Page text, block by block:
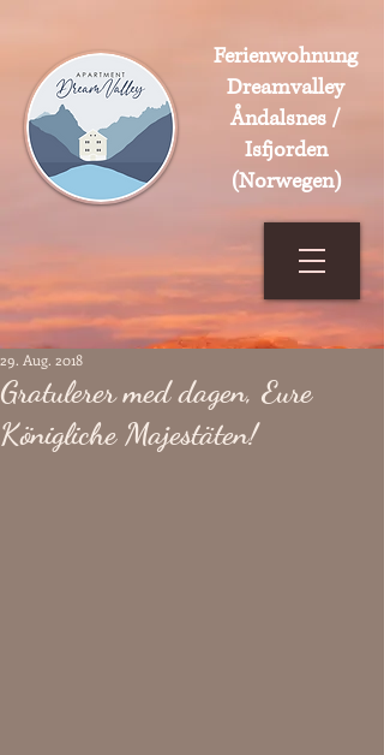
Ferienwohnung
Dreamvalley
Åndalsnes /
Isfjorden
(Norwegen)
Gratulerer med dagen, Eure
Königliche Majestäten!
29. Aug. 2018